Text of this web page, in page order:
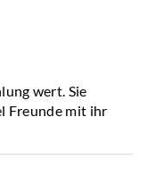
wert. Sie
Freunde mit ihr